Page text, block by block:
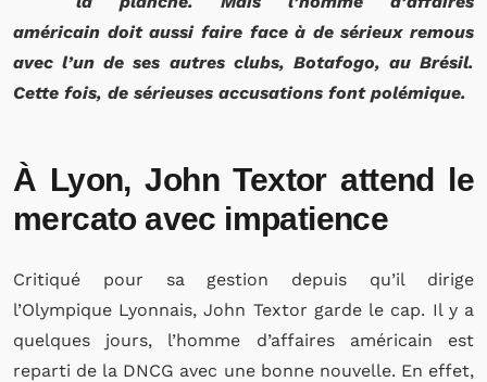
américain doit aussi faire face à de sérieux remous
avec l’un de ses autres clubs, Botafogo, au Brésil.
Cette fois, de sérieuses accusations font polémique.
À Lyon, John Textor attend le
mercato avec impatience
Critiqué pour sa gestion depuis qu’il dirige
l’Olympique Lyonnais, John Textor garde le cap. Il y a
quelques jours, l’homme d’affaires américain est
reparti de la DNCG avec une bonne nouvelle. En effet,